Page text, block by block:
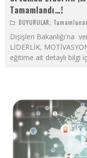
Tamamlandı…!
DUYURULAR,
Dışişleri Bakanlığı'na
LİDERLİK,
eğitime ait detaylı bilgi